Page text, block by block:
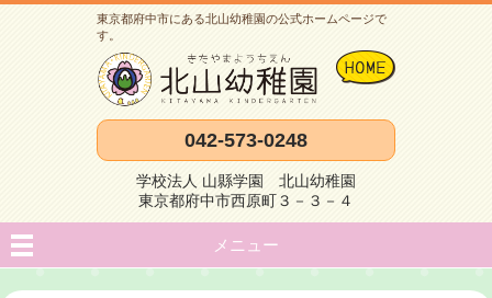
東京都府中市にある北山幼稚園の公式ホームページで
す。
042-573-0248
学校法人 山縣学園 北山幼稚園
東京都府中市西原町３－３－４
メニュー